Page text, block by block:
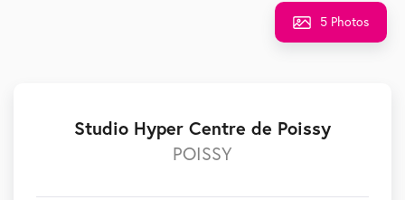
Studio Hyper Centre de Poissy
POISSY
5 Photos